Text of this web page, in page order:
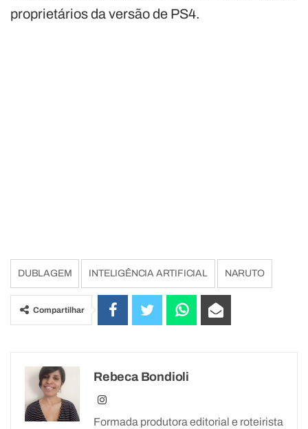
proprietários da versão de PS4.
DUBLAGEM INTELIGÊNCIA ARTIFICIAL NARUTO
Compartilhar
Rebeca Bondioli
Formada produtora editorial e roteirista